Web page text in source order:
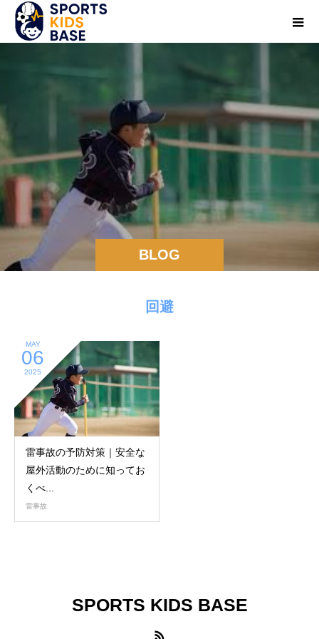
BLOG
回避
MAY
06
2025
雷事故の予防対策｜安全な
屋外活動のために知ってお
くべ...
雷事故
SPORTS KIDS BASE